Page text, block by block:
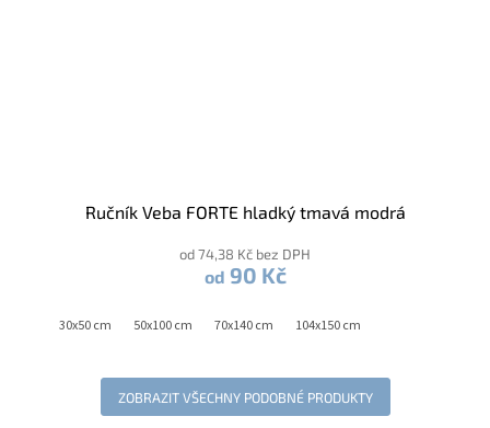
Ručník Veba FORTE hladký tmavá modrá
od 74,38 Kč bez DPH
od 90 Kč
30x50 cm 50x100 cm 70x140 cm 104x150 cm
ZOBRAZIT VŠECHNY PODOBNÉ PRODUKTY